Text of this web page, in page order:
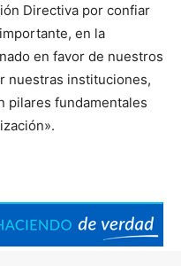
Directiva por confiar
en la
en favor de nuestros
nuestras instituciones,
pilares fundamentales